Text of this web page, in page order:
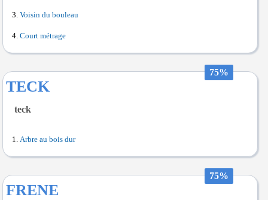
Voisin du bouleau
Court métrage
75%
TECK
teck
Arbre au bois dur
75%
FRENE